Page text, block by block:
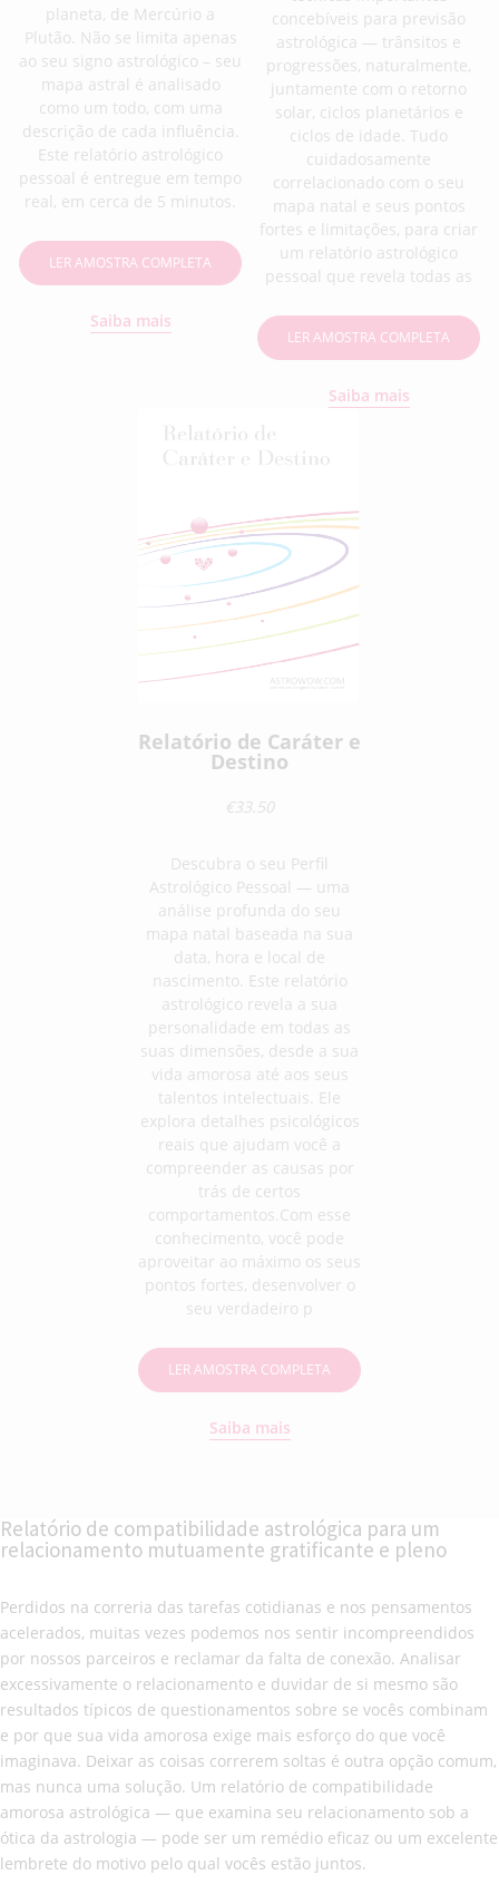
planeta, de Mercúrio a
Plutão. Não se limita apenas
ao seu signo astrológico – seu
mapa astral é analisado
como um todo, com uma
descrição de cada influência.
Este relatório astrológico
pessoal é entregue em tempo
real, em cerca de 5 minutos.
LER AMOSTRA COMPLETA
Saiba mais
concebíveis para previsão
astrológica — trânsitos e
progressões, naturalmente,
juntamente com o retorno
solar, ciclos planetários e
ciclos de idade. Tudo
cuidadosamente
correlacionado com o seu
mapa natal e seus pontos
fortes e limitações, para criar
um relatório astrológico
pessoal que revela todas as
LER AMOSTRA COMPLETA
Saiba mais
Relatório de Caráter e
Destino
€33.50
Descubra o seu Perfil
Astrológico Pessoal — uma
análise profunda do seu
mapa natal baseada na sua
data, hora e local de
nascimento. Este relatório
astrológico revela a sua
personalidade em todas as
suas dimensões, desde a sua
vida amorosa até aos seus
talentos intelectuais. Ele
explora detalhes psicológicos
reais que ajudam você a
compreender as causas por
trás de certos
comportamentos.Com esse
conhecimento, você pode
aproveitar ao máximo os seus
pontos fortes, desenvolver o
seu verdadeiro p
LER AMOSTRA COMPLETA
Saiba mais
Relatório de compatibilidade astrológica para um
relacionamento mutuamente gratificante e pleno
Perdidos na correria das tarefas cotidianas e nos pensamentos
acelerados, muitas vezes podemos nos sentir incompreendidos
por nossos parceiros e reclamar da falta de conexão. Analisar
excessivamente o relacionamento e duvidar de si mesmo são
resultados típicos de questionamentos sobre se vocês combinam
e por que sua vida amorosa exige mais esforço do que você
imaginava. Deixar as coisas correrem soltas é outra opção comum,
mas nunca uma solução. Um relatório de compatibilidade
amorosa astrológica — que examina seu relacionamento sob a
ótica da astrologia — pode ser um remédio eficaz ou um excelente
lembrete do motivo pelo qual vocês estão juntos.